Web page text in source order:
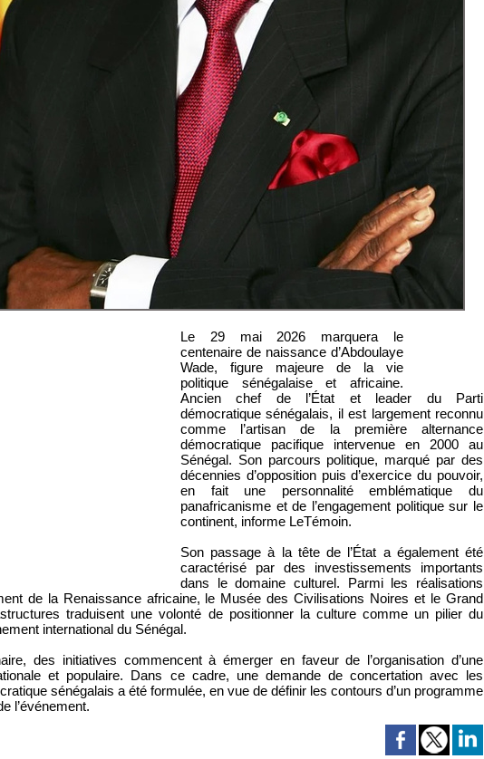
Le 29 mai 2026 marquera le
centenaire de naissance d’Abdoulaye
Wade, figure majeure de la vie
politique sénégalaise et africaine.
Ancien chef de l’État et leader du Parti
démocratique sénégalais, il est largement reconnu
comme l’artisan de la première alternance
démocratique pacifique intervenue en 2000 au
Sénégal. Son parcours politique, marqué par des
décennies d’opposition puis d’exercice du pouvoir,
en fait une personnalité emblématique du
panafricanisme et de l’engagement politique sur le
continent, informe LeTémoin.
Son passage à la tête de l’État a également été
caractérisé par des investissements importants
dans le domaine culturel. Parmi les réalisations
de la Renaissance africaine, le Musée des Civilisations Noires et le Grand
traduisent une volonté de positionner la culture comme un pilier du
international du Sénégal.
des initiatives commencent à émerger en faveur de l’organisation d’une
et populaire. Dans ce cadre, une demande de concertation avec les
sénégalais a été formulée, en vue de définir les contours d’un programme
l’événement.